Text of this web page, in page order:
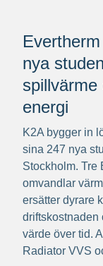
nya
energi
K2A bygger in
sina 247 nya
Stockholm. Tre
omvandlar
ersätter dyrare
driftskostnaden
värde över tid.
Radiator VVS